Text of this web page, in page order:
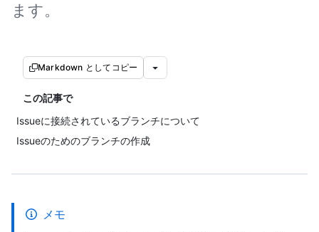
ます。
Markdown としてコピー
この記事で
Issueに接続されているブランチについて
Issueのためのブランチの作成
メモ